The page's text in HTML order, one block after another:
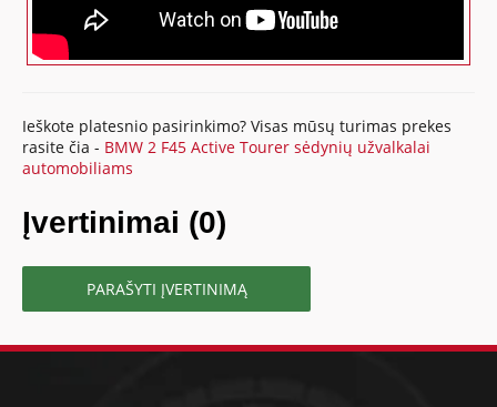
Ieškote platesnio pasirinkimo? Visas mūsų turimas prekes
rasite čia - BMW 2 F45 Active Tourer sėdynių užvalkalai
automobiliams
Įvertinimai (0)
PARAŠYTI ĮVERTINIMĄ